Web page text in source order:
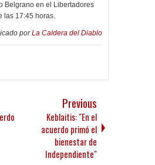
Belgrano en el Libertadores
las 17:45 horas.
porLa Caldera del Diablo
Previous
Keblaitis: "En el
acuerdo primó el
bienestar de
Independiente"